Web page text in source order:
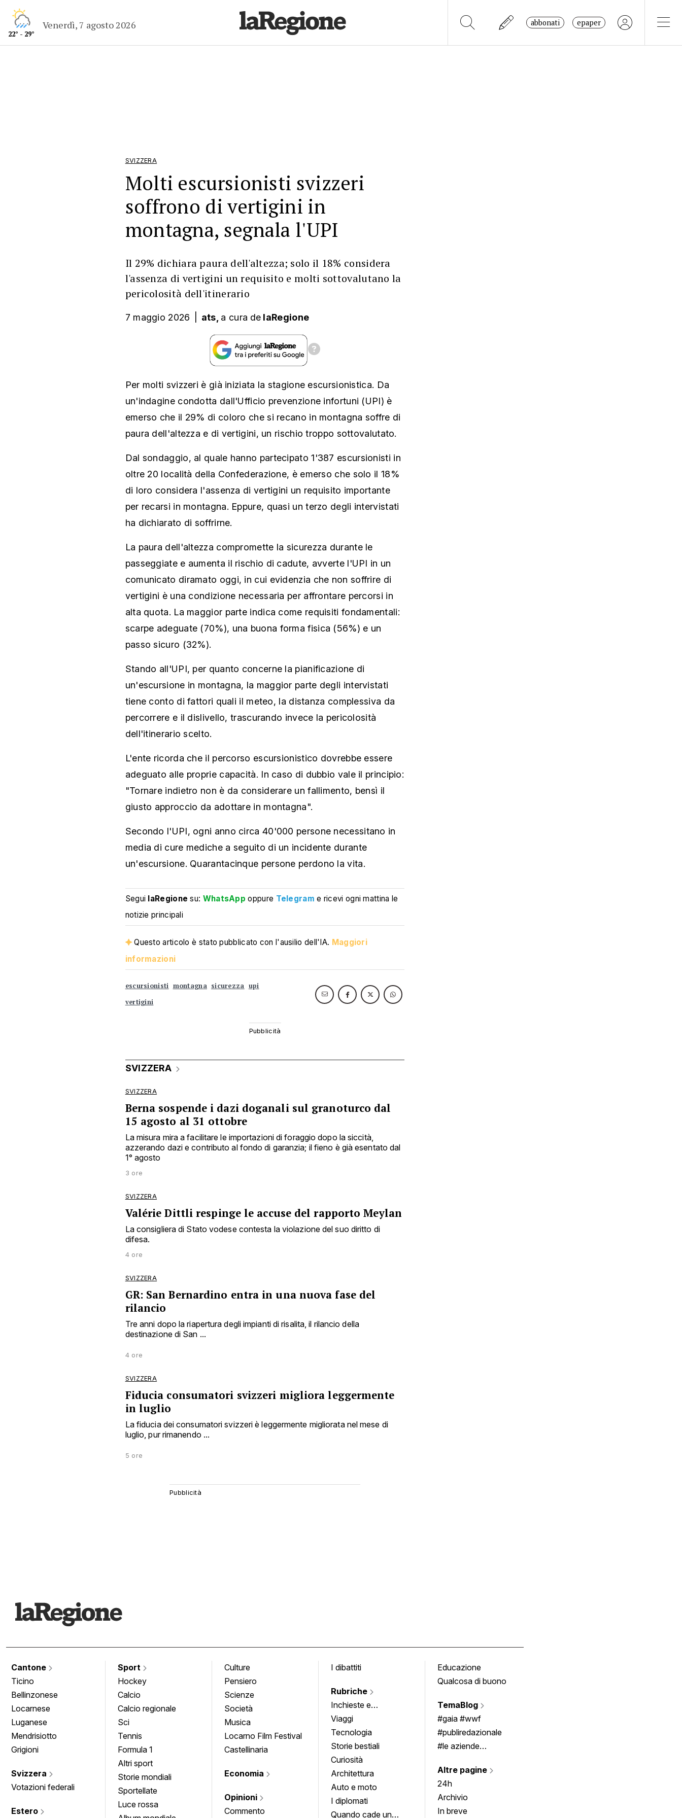
22° - 29°
Venerdì, 7 agosto 2026 abbonati epaper
SVIZZERA
Molti escursionisti svizzeri
soffrono di vertigini in
montagna, segnala l'UPI
Il 29% dichiara paura dell'altezza; solo il 18% considera
l'assenza di vertigini un requisito e molti sottovalutano la
pericolosità dell'itinerario
7 maggio 2026 ats, a cura de laRegione
Per molti svizzeri è già iniziata la stagione escursionistica. Da
un'indagine condotta dall'Ufficio prevenzione infortuni (UPI) è
emerso che il 29% di coloro che si recano in montagna soffre di
paura dell'altezza e di vertigini, un rischio troppo sottovalutato.
Dal sondaggio, al quale hanno partecipato 1'387 escursionisti in
oltre 20 località della Confederazione, è emerso che solo il 18%
di loro considera l'assenza di vertigini un requisito importante
per recarsi in montagna. Eppure, quasi un terzo degli intervistati
ha dichiarato di soffrirne.
La paura dell'altezza compromette la sicurezza durante le
passeggiate e aumenta il rischio di cadute, avverte l'UPI in un
comunicato diramato oggi, in cui evidenzia che non soffrire di
vertigini è una condizione necessaria per affrontare percorsi in
alta quota. La maggior parte indica come requisiti fondamentali:
scarpe adeguate (70%), una buona forma fisica (56%) e un
passo sicuro (32%).
Stando all'UPI, per quanto concerne la pianificazione di
un'escursione in montagna, la maggior parte degli intervistati
tiene conto di fattori quali il meteo, la distanza complessiva da
percorrere e il dislivello, trascurando invece la pericolosità
dell'itinerario scelto.
L'ente ricorda che il percorso escursionistico dovrebbe essere
adeguato alle proprie capacità. In caso di dubbio vale il principio:
"Tornare indietro non è da considerare un fallimento, bensì il
giusto approccio da adottare in montagna".
Secondo l'UPI, ogni anno circa 40'000 persone necessitano in
media di cure mediche a seguito di un incidente durante
un'escursione. Quarantacinque persone perdono la vita.
Segui laRegione su: WhatsApp oppure Telegram e ricevi ogni mattina le
notizie principali
Questo articolo è stato pubblicato con l'ausilio dell'IA. Maggiori
informazioni
escursionisti montagna sicurezza upi
vertigini
SVIZZERA
SVIZZERA
Berna sospende i dazi doganali sul granoturco dal
15 agosto al 31 ottobre
La misura mira a facilitare le importazioni di foraggio dopo la siccità,
azzerando dazi e contributo al fondo di garanzia; il fieno è già esentato dal
1° agosto
3 ore
SVIZZERA
Valérie Dittli respinge le accuse del rapporto Meylan
La consigliera di Stato vodese contesta la violazione del suo diritto di
difesa.
4 ore
SVIZZERA
GR: San Bernardino entra in una nuova fase del
rilancio
Tre anni dopo la riapertura degli impianti di risalita, il rilancio della
destinazione di San ...
4 ore
SVIZZERA
Fiducia consumatori svizzeri migliora leggermente
in luglio
La fiducia dei consumatori svizzeri è leggermente migliorata nel mese di
luglio, pur rimanendo ...
5 ore
Cantone
Ticino
Bellinzonese
Locarnese
Luganese
Mendrisiotto
Grigioni
Svizzera
Votazioni federali
Estero
Sport
Hockey
Calcio
Calcio regionale
Sci
Tennis
Formula 1
Altri sport
Storie mondiali
Sportellate
Luce rossa
Culture
Pensiero
Scienze
Società
Musica
Locarno Film Festival
Castellinaria
Economia
Opinioni
Commento
I dibattiti
Rubriche
Inchieste e
approfondimenti
Viaggi
Tecnologia
Storie bestiali
Curiosità
Architettura
Auto e moto
I diplomati
Quando cade un
Educazione
Qualcosa di buono
TemaBlog
#gaia #wwf
#publiredazionale
#le aziende
Altre pagine
24h
Archivio
In breve